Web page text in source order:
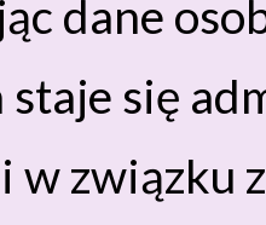
dane
staje się
w związku